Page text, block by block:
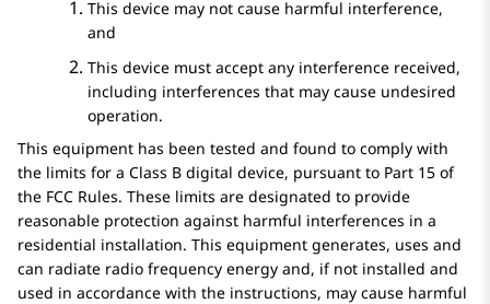
This device may not cause harmful interference,
and
This device must accept any interference received,
including interferences that may cause undesired
operation.
This equipment has been tested and found to comply with
the limits for a Class B digital device, pursuant to Part 15 of
the FCC Rules. These limits are designated to provide
reasonable protection against harmful interferences in a
residential installation. This equipment generates, uses and
can radiate radio frequency energy and, if not installed and
used in accordance with the instructions, may cause harmful